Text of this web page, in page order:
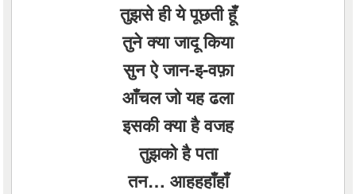
तुझसे ही ये पूछती हूँ
तुने क्या जादू किया
सुन ऐ जान-इ-वफ़ा
आँचल जो यह ढला
इसकी क्या है वजह
तुझको है पता
तन… आहहहाँहाँ